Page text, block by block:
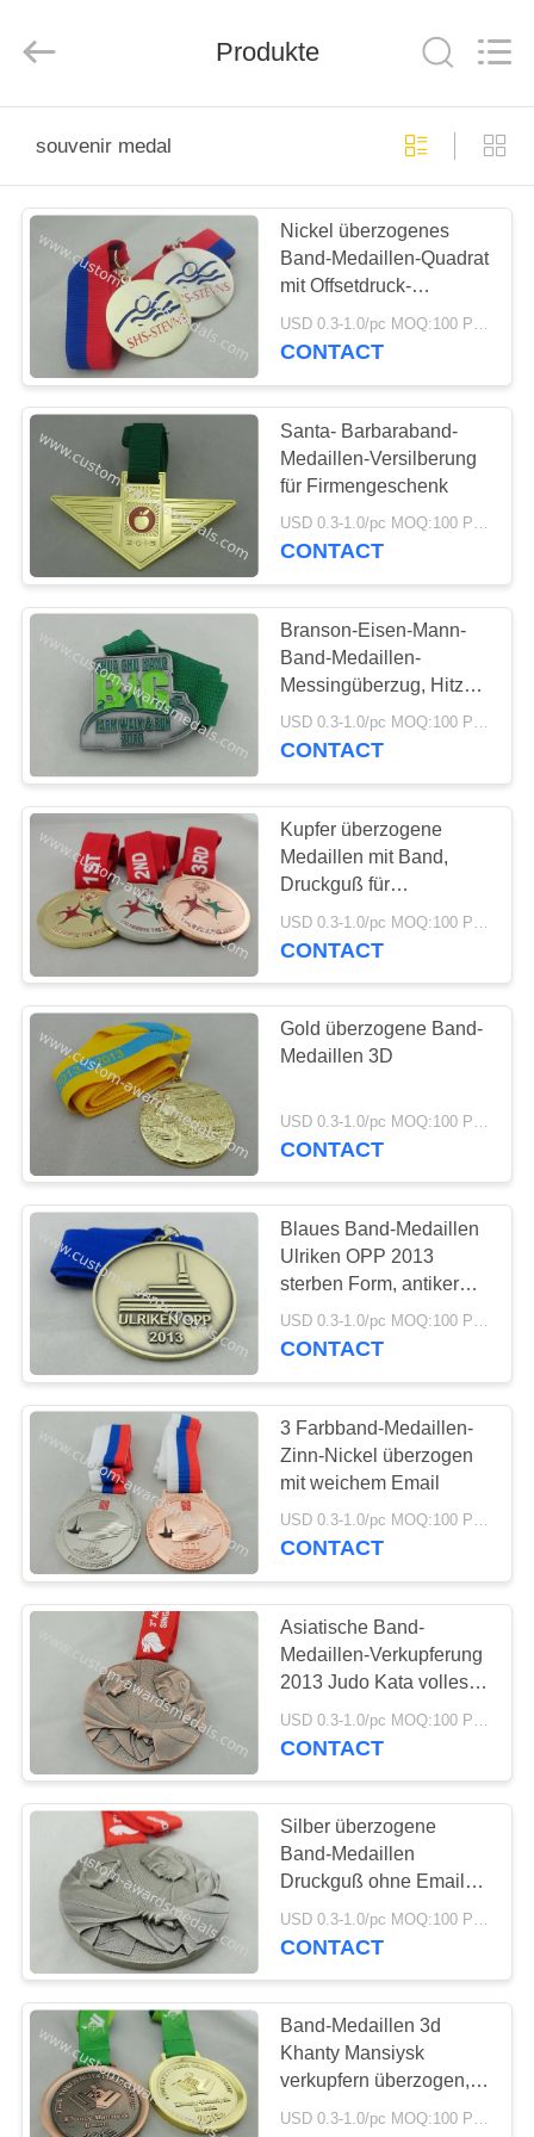
PRODUKTE
ÜBER
UNS
FABRIK-
AUSFLUG
QUALITÄTSKONTROLLE
TRETEN
SIE
MIT
VERBINDUNG
NACHRICHTEN
FÄLLE
SITEMAP
PRIVACY
POLICY
Reserved.
Developed
Produkte
souvenir medal
Nickel überzogenes
Band-Medaillen-Quadrat
mit Offsetdruck-
Aufkleber
USD 0.3-1.0/pc MOQ:100 PC pro Entwurf
CONTACT
Santa- Barbaraband-
Medaillen-Versilberung
für Firmengeschenk
USD 0.3-1.0/pc MOQ:100 PC pro Entwurf
CONTACT
Branson-Eisen-Mann-
Band-Medaillen-
Messingüberzug, Hitze-
Transferdruck
USD 0.3-1.0/pc MOQ:100 PC pro Entwurf
CONTACT
Kupfer überzogene
Medaillen mit Band,
Druckguß für
olympisches Spiel
CONTACT
Gold überzogene Band-
Medaillen 3D
USD 0.3-1.0/pc MOQ:100 PC pro Entwurf
CONTACT
Blaues Band-Medaillen
Ulriken OPP 2013
sterben Form, antiker
Messing überzogene
Medaille
USD 0.3-1.0/pc MOQ:100 PC pro Entwurf
CONTACT
3 Farbband-Medaillen-
Zinn-Nickel überzogen
mit weichem Email
USD 0.3-1.0/pc MOQ:100 PC pro Entwurf
CONTACT
Asiatische Band-
Medaillen-Verkupferung
2013 Judo Kata volles
3d für Geschenk
CONTACT
Silber überzogene
Band-Medaillen
Druckguß ohne Email
für Preis
USD 0.3-1.0/pc MOQ:100 PC pro Entwurf
CONTACT
Band-Medaillen 3d
Khanty Mansiysk
verkupfern überzogen,
Wärmeübertragungs-
USD 0.3-1.0/pc MOQ:100 PC pro Entwurf